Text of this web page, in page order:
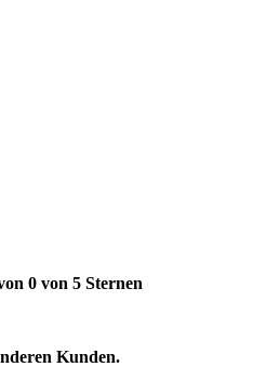
0 von 5 Sternen
Kunden.